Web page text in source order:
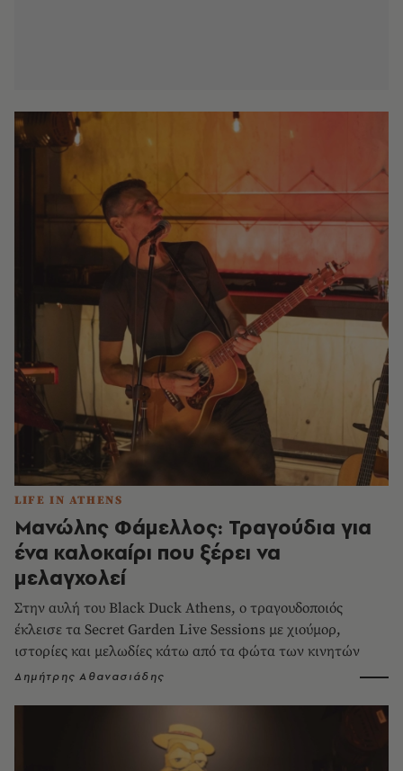
LIFE IN ATHENS
Μανώλης Φάμελλος: Τραγούδια για
ένα καλοκαίρι που ξέρει να
μελαγχολεί
Στην αυλή του Black Duck Athens, ο τραγουδοποιός
έκλεισε τα Secret Garden Live Sessions με χιούμορ,
ιστορίες και μελωδίες κάτω από τα φώτα των κινητών
Δημήτρης Αθανασιάδης